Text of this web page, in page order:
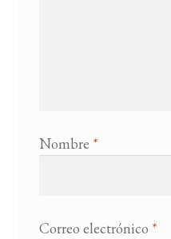
Nombre *
Correo electrónico *